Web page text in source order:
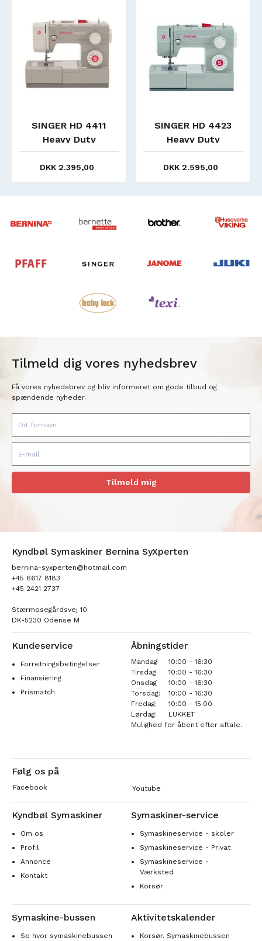
SINGER HD 4423
Heavy Duty
DKK 2.595,00
Singer HD
Denim m.
DKK
Tilmeld dig vores nyhedsbrev
Få vores nyhedsbrev og bliv informeret om gode tilbud og
spændende nyheder.
Tilmeld mig
Kyndbøl Symaskiner Bernina SyXperten
bernina-syxperten@hotmail.com
+45 6617 8183
+45 2421 2737
Stærmosegårdsvej 10
DK-5230 Odense M
Kundeservice
Forretningsbetingelser
Finansiering
Prismatch
Åbningstider
Mandag
10:00 - 16:30
Tirsdag
10:00 - 16:30
Onsdag
10:00 - 16:30
Torsdag:
10:00 - 16:30
Fredag:
10:00 - 15:00
Lørdag:
LUKKET
Mulighed for åbent efter aftale.
Følg os på
Facebook Youtube
Kyndbøl Symaskiner
Om os
Profil
Annonce
Kontakt
Symaskiner-service
Symaskineservice - skoler
Symaskineservice - Privat
Symaskineservice -
Værksted
Korsør
Symaskine-bussen
Se hvor symaskinebussen
Aktivitetskalender
Korsør. Symaskinebussen